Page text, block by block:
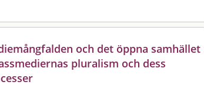
och det öppna samhället
pluralism och dess